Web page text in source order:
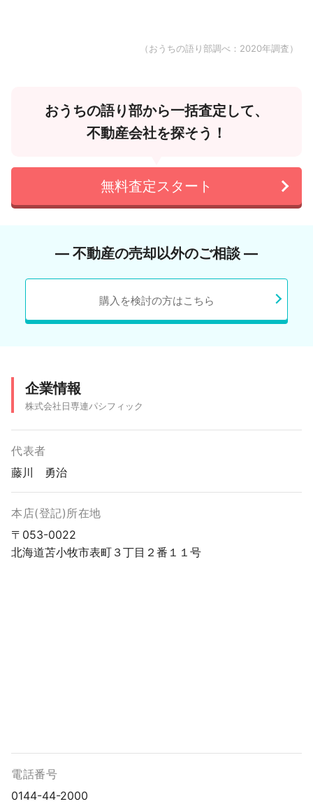
（おうちの語り部調べ：2020年調査）
おうちの語り部から一括査定して、
不動産会社を探そう！
無料査定スタート
― 不動産の売却以外のご相談 ―
購入を検討の方はこちら
企業情報
株式会社日専連パシフィック
代表者
藤川 勇治
本店(登記)所在地
〒053-0022
北海道苫小牧市表町３丁目２番１１号
電話番号
0144-44-2000